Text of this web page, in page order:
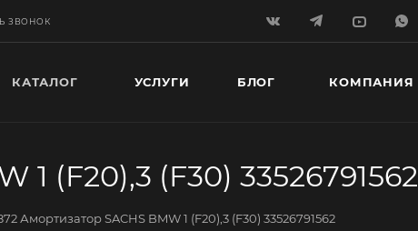
ЗВОНОК
КАТАЛОГ УСЛУГИ БЛОГ КОМПАНИЯ
1 (F20),3 (F30) 33526791562
Амортизатор SACHS BMW 1 (F20),3 (F30) 33526791562